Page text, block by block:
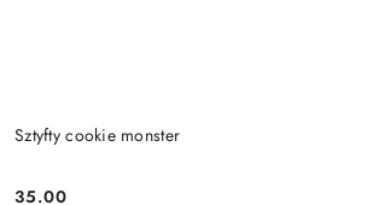
Sztyfty cookie monster
35.00